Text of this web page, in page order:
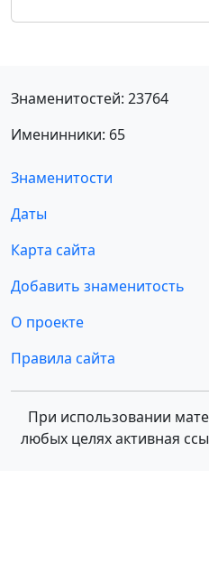
Знаменитостей: 23764
Именинники: 65
Знаменитости
Даты
Карта сайта
Добавить знаменитость
О проекте
Правила сайта
При использовании
любых целях активная